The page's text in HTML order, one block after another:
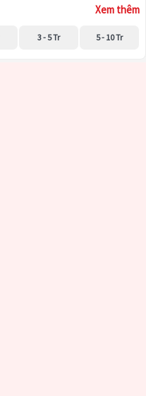
Xem thêm
3 - 5 Tr 5 - 10 Tr